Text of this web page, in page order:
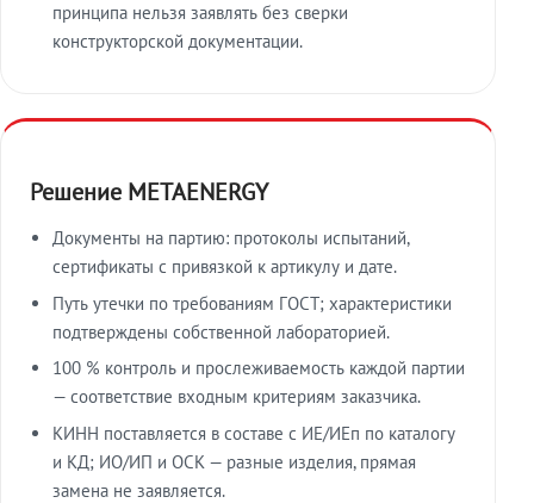
принципа нельзя заявлять без сверки
конструкторской документации.
Решение METAENERGY
Документы на партию: протоколы испытаний,
сертификаты с привязкой к артикулу и дате.
Путь утечки по требованиям ГОСТ; характеристики
подтверждены собственной лабораторией.
100 % контроль и прослеживаемость каждой партии
— соответствие входным критериям заказчика.
КИНН поставляется в составе с ИЕ/ИЕп по каталогу
и КД; ИО/ИП и ОСК — разные изделия, прямая
замена не заявляется.